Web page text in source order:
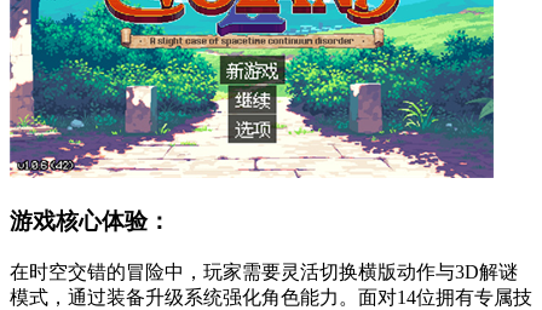
游戏核心体验：
在时空交错的冒险中，玩家需要灵活切换横版动作与3D解谜
模式，通过装备升级系统强化角色能力。面对14位拥有专属技